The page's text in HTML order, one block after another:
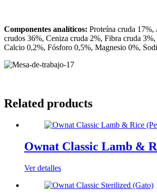
Componentes analíticos: Proteína cruda 17%,
crudos 36%, Ceniza cruda 2%, Fibra cruda
Calcio 0,2%, Fósforo 0,5%, Magnesio 0%,
Related products
Ownat Classic Lamb &
Ver detalles